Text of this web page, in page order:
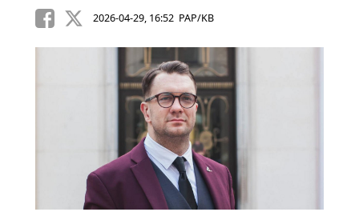
2026-04-29, 16:52 PAP/KB